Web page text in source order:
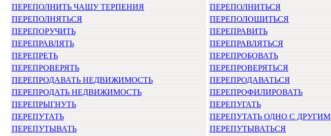
ПЕРЕПОЛНИТЬ ЧАШУ ТЕРПЕНИЯ
ПЕРЕПОЛНИТЬСЯ
ПЕРЕПОЛНЯТЬСЯ
ПЕРЕПОЛОШИТЬСЯ
ПЕРЕПОРУЧИТЬ
ПЕРЕПРАВИТЬ
ПЕРЕПРАВЛЯТЬ
ПЕРЕПРАВЛЯТЬСЯ
ПЕРЕПРЕТЬ
ПЕРЕПРОБОВАТЬ
ПЕРЕПРОВЕРЯТЬ
ПЕРЕПРОВЕРЯТЬСЯ
ПЕРЕПРОДАВАТЬ НЕДВИЖИМОСТЬ
ПЕРЕПРОДАВАТЬСЯ
ПЕРЕПРОДАТЬ НЕДВИЖИМОСТЬ
ПЕРЕПРОФИЛИРОВАТЬ
ПЕРЕПРЫГНУТЬ
ПЕРЕПУГАТЬ
ПЕРЕПУТАТЬ
ПЕРЕПУТАТЬ ОДНО С ДРУГИМ
ПЕРЕПУТЫВАТЬ
ПЕРЕПУТЫВАТЬСЯ